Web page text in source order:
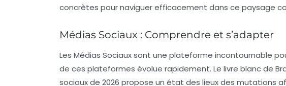
concrètes pour naviguer efficacement dans ce paysage
Médias Sociaux : Comprendre et s’adapter
Les Médias Sociauxsont une plateforme incontournable
de ces plateformes évolue rapidement. Le livre blanc de
sociaux de 2026 propose un état des lieux des mutations